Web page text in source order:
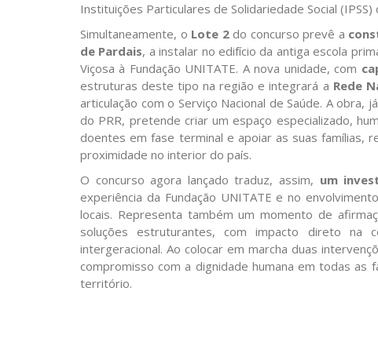
Instituições Particulares de Solidariedade Social
Simultaneamente, o Lote 2do concurso prevê a
de Pardais, a instalar no edifício da antiga escola
Viçosa à Fundação UNITATE. A nova unidade, com
estruturas deste tipo na região e integrará a Rede
articulação com o Serviço Nacional de Saúde. A
do PRR, pretende criar um espaço especializado,
doentes em fase terminal e apoiar as suas famílias,
proximidade no interior do país.
O concurso agora lançado traduz, assim, um
experiência da Fundação UNITATE e no
locais. Representa também um momento de
soluções estruturantes, com impacto direto na
intergeracional. Ao colocar em marcha duas
compromisso com a dignidade humana em todas
território.